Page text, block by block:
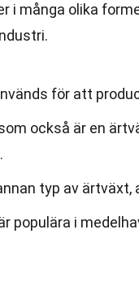
i många olika
för att
också är en
typ av
populära i